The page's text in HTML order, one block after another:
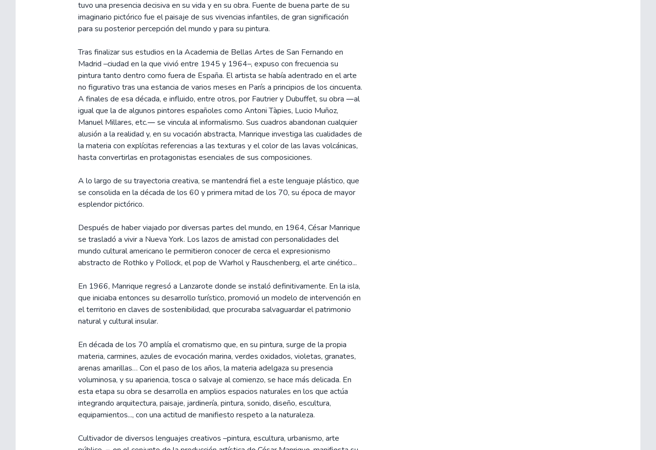
tuvo una presencia decisiva en su vida y en su obra. Fuente de buena parte de su
imaginario pictórico fue el paisaje de sus vivencias infantiles, de gran significación
para su posterior percepción del mundo y para su pintura.
Tras finalizar sus estudios en la Academia de Bellas Artes de San Fernando en
Madrid –ciudad en la que vivió entre 1945 y 1964–, expuso con frecuencia su
pintura tanto dentro como fuera de España. El artista se había adentrado en el arte
no figurativo tras una estancia de varios meses en París a principios de los cincuenta.
A finales de esa década, e influido, entre otros, por Fautrier y Dubuffet, su obra ―al
igual que la de algunos pintores españoles como Antoni Tàpies, Lucio Muñoz,
Manuel Millares, etc.― se vincula al informalismo. Sus cuadros abandonan cualquier
alusión a la realidad y, en su vocación abstracta, Manrique investiga las cualidades de
la materia con explícitas referencias a las texturas y el color de las lavas volcánicas,
hasta convertirlas en protagonistas esenciales de sus composiciones.
A lo largo de su trayectoria creativa, se mantendrá fiel a este lenguaje plástico, que
se consolida en la década de los 60 y primera mitad de los 70, su época de mayor
esplendor pictórico.
Después de haber viajado por diversas partes del mundo, en 1964, César Manrique
se trasladó a vivir a Nueva York. Los lazos de amistad con personalidades del
mundo cultural americano le permitieron conocer de cerca el expresionismo
abstracto de Rothko y Pollock, el pop de Warhol y Rauschenberg, el arte cinético...
En 1966, Manrique regresó a Lanzarote donde se instaló definitivamente. En la isla,
que iniciaba entonces su desarrollo turístico, promovió un modelo de intervención en
el territorio en claves de sostenibilidad, que procuraba salvaguardar el patrimonio
natural y cultural insular.
En década de los 70 amplía el cromatismo que, en su pintura, surge de la propia
materia, carmines, azules de evocación marina, verdes oxidados, violetas, granates,
arenas amarillas… Con el paso de los años, la materia adelgaza su presencia
voluminosa, y su apariencia, tosca o salvaje al comienzo, se hace más delicada. En
esta etapa su obra se desarrolla en amplios espacios naturales en los que actúa
integrando arquitectura, paisaje, jardinería, pintura, sonido, diseño, escultura,
equipamientos..., con una actitud de manifiesto respeto a la naturaleza.
Cultivador de diversos lenguajes creativos –pintura, escultura, urbanismo, arte